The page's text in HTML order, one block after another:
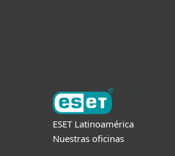
ESET Latinoamérica
Nuestras oficinas